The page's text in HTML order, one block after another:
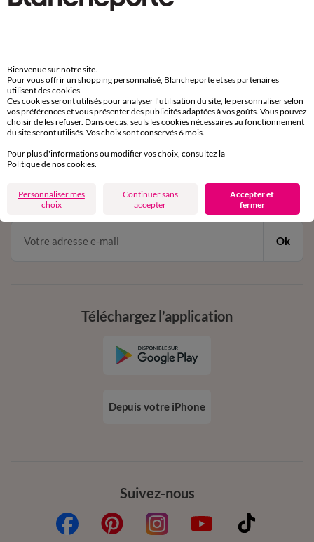
Service clients
par chat et par téléphone
de 8h00 à 20h00 du lundi au samedi
11€ Offerts
en vous inscrivant à la newsletter
dès 20€ d’achat
conditions dans votre email de confirmation
Ok
Suivez-nous
Téléchargez l’application
Depuis votre iPhone
Bienvenue sur notre site.
Pour vous offrir un shopping personnalisé, Blancheporte et ses partenaires
utilisent des cookies.
Ces cookies seront utilisés pour analyser l'utilisation du site, le personnaliser selon
vos préférences et vous présenter des publicités adaptées à vos goûts. Vous pouvez
choisir de les refuser. Dans ce cas, seuls les cookies nécessaires au fonctionnement
du site seront utilisés. Vos choix sont conservés 6 mois.
Pour plus d'informations ou modifier vos choix, consultez la
Politique de nos cookies.
Personnaliser mes
choix
Continuer sans
accepter
Accepter et
fermer